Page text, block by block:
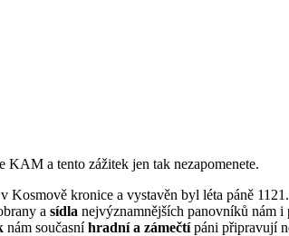
KAM a tento zážitek jen tak nezapomenete.
Kosmově kronice a vystavěn byl léta páně
a sídla nejvýznamnějších panovníků nám
nám současníhradní a zámečtípáni připravují